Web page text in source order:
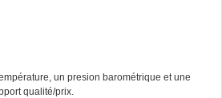
un presion barométrique et une
qualité/prix.